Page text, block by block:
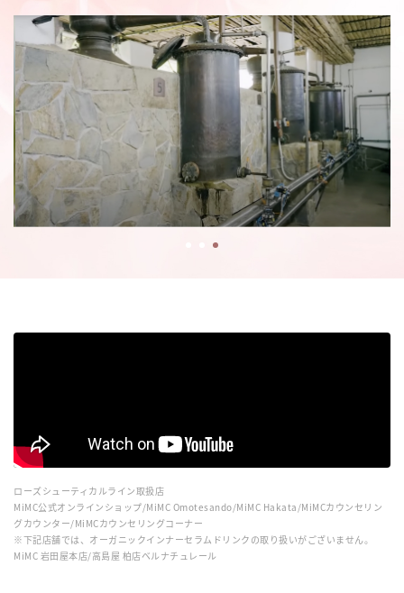
ローズシューティカルライン取扱店
MiMC公式オンラインショップ/MiMC Omotesando/MiMC Hakata/MiMCカウンセリン
グカウンター/MiMCカウンセリングコーナー
※下記店舗では、オーガニックインナーセラムドリンクの取り扱いがございません。
MiMC 岩田屋本店/高島屋 柏店ベルナチュレール